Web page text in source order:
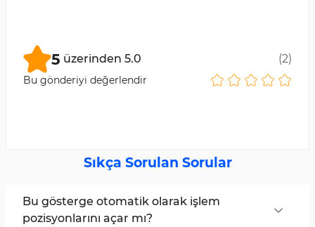
5 üzerinden 5.0 (2)
Bu gönderiyi değerlendir
Sıkça Sorulan Sorular
Bu gösterge otomatik olarak işlem
pozisyonlarını açar mı?